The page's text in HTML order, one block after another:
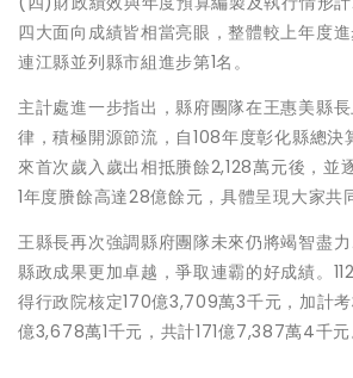
四大面向成績皆相當亮眼，整體較上年度
連江縣並列縣市組進步第1名。
主計處進一步指出，縣府團隊在王惠美縣
律，積極開源節流，自108年度彰化縣總決
來首次歲入歲出相抵賸餘2,128萬元後，並
1年度賸餘高達28億餘元，具體呈現大家共
王縣長再次強調縣府團隊未來仍將竭智盡
縣政成果更加卓越，爭取連霸的好成績。
得行政院核定170億3,709萬3千元，加計
億3,678萬1千元，共計171億7,387萬4千元